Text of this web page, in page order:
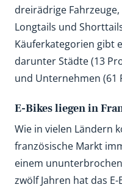
dreirädrige
Longtails und
Käuferkategorien gibt
darunter Städte (13
und Unternehmen (61
E-Bikes liegen in
Wie in vielen Ländern
französische Markt
einem
zwölf Jahren hat das